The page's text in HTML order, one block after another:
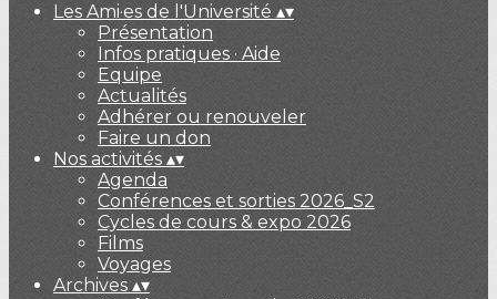
Les Ami·es de l'Université ▴▾
Présentation
Infos pratiques · Aide
Equipe
Actualités
Adhérer ou renouveler
Faire un don
Nos activités ▴▾
Agenda
Conférences et sorties 2026_S2
Cycles de cours & expo 2026
Films
Voyages
Archives ▴▾